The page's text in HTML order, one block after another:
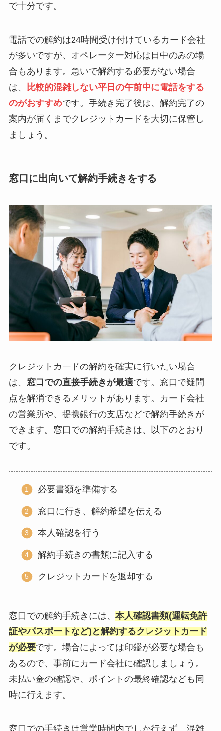
で十分です。
電話での解約は24時間受け付けているカード会社
が多いですが、オペレーター対応は日中のみの場
合もあります。急いで解約する必要がない場合
は、
比較的混雑しない平日の午前中に電話をする
のがおすすめです。手続き完了後は、解約完了の
案内が届くまでクレジットカードを大切に保管し
ましょう。
窓口に出向いて解約手続きをする
クレジットカードの解約を確実に行いたい場合
は、 窓口での直接手続きが最適です。窓口で疑問
点を解消できるメリットがあります。カード会社
の営業所や、提携銀行の支店などで解約手続きが
できます。窓口での解約手続きは、以下のとおり
です。
必要書類を準備する
窓口に行き、解約希望を伝える
本人確認を行う
解約手続きの書類に記入する
クレジットカードを返却する
窓口での解約手続きには、 本人確認書類(運転免許
証やパスポートなど)と解約するクレジットカード
が必要です。場合によっては印鑑が必要な場合も
あるので、事前にカード会社に確認しましょう。
未払い金の確認や、ポイントの最終確認なども同
時に行えます。
窓口での手続きは営業時間内でしか行えず、混雑